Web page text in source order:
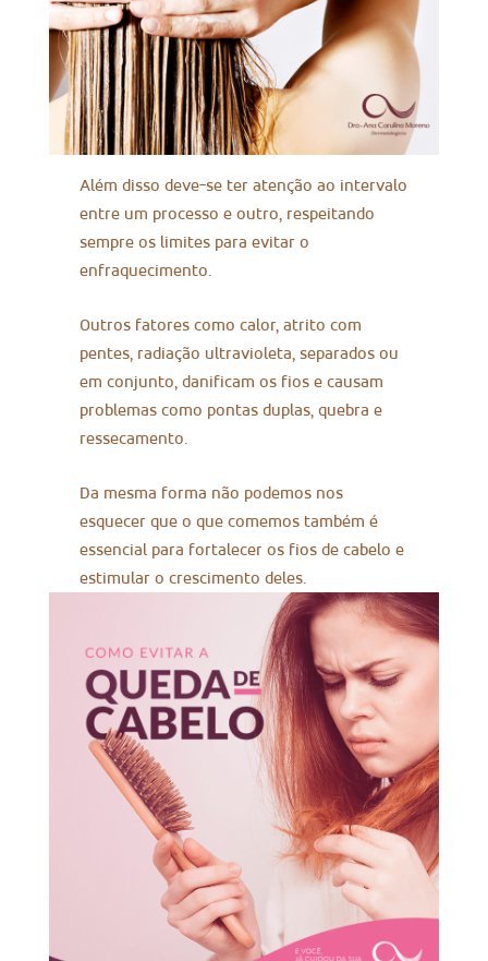
Além disso deve-se ter atenção ao intervalo
entre um processo e outro, respeitando
sempre os limites para evitar o
enfraquecimento.
Outros fatores como calor, atrito com
pentes, radiação ultravioleta, separados ou
em conjunto, danificam os fios e causam
problemas como pontas duplas, quebra e
ressecamento.
Da mesma forma não podemos nos
esquecer que o que comemos também é
essencial para fortalecer os fios de cabelo e
estimular o crescimento deles.